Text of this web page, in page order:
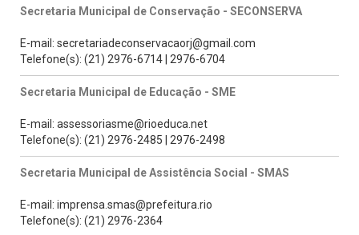
Secretaria Municipal de Conservação - SECONSERVA
E-mail: secretariadeconservacaorj@gmail.com
Telefone(s): (21) 2976-6714 | 2976-6704
Secretaria Municipal de Educação - SME
E-mail: assessoriasme@rioeduca.net
Telefone(s): (21) 2976-2485 | 2976-2498
Secretaria Municipal de Assistência Social - SMAS
E-mail: imprensa.smas@prefeitura.rio
Telefone(s): (21) 2976-2364